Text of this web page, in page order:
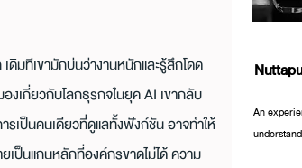
มทีเขามักบ่นว่างานหนักและรู้สึกโดด
งเกี่ยวกับโลกธุรกิจในยุค AI เขากลับ
รเป็นคนเดียวที่ดูแลทั้งฟังก์ชัน อาจทำให้
เป็นแกนหลักที่องค์กรขาดไม่ได้ ความ
An